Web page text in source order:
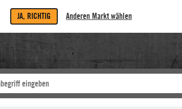
JA, RICHTIG Anderen Markt wählen